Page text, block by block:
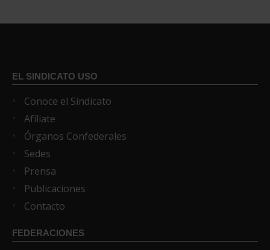
EL SINDICATO USO
Conoce el Sindicato
Afíliate
Órganos Confederales
Sedes
Prensa
Publicaciones
Contacto
FEDERACIONES